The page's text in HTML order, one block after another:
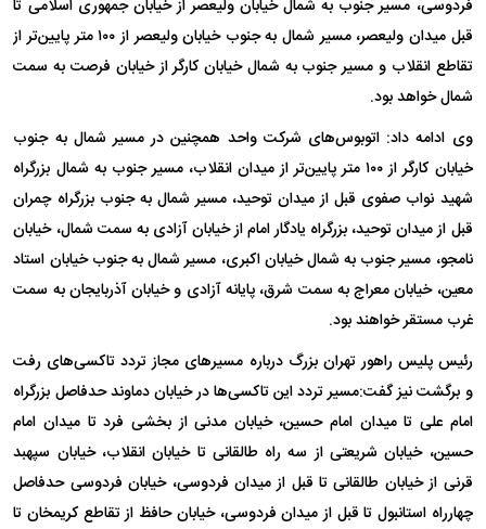
فردوسی، مسیر جنوب به شمال خیابان ولیعصر از خیابان جمهوری اسلامی تا
قبل میدان ولیعصر، مسیر شمال به جنوب خیابان ولیعصر از ۱۰۰ متر پایین‌تر از
تقاطع انقلاب و مسیر جنوب به شمال خیابان کارگر از خیابان فرصت به سمت
شمال خواهد بود.
وی ادامه داد: اتوبوس‌های شرکت واحد همچنین در مسیر شمال به جنوب
خیابان کارگر از ۱۰۰ متر پایین‌تر از میدان انقلاب، مسیر جنوب به شمال بزرگراه
شهید نواب صفوی قبل از میدان توحید، مسیر شمال به جنوب بزرگراه چمران
قبل از میدان توحید، بزرگراه یادگار امام از خیابان آزادی به سمت شمال، خیابان
نامجو، مسیر جنوب به شمال خیابان اکبری، مسیر شمال به جنوب خیابان استاد
معین، خیابان معراج به سمت شرق، پایانه آزادی و خیابان آذربایجان به سمت
غرب مستقر خواهند بود.
رئیس پلیس راهور تهران بزرگ درباره مسیر‌های مجاز تردد تاکسی‌های رفت
و برگشت نیز گفت:‌مسیر تردد این تاکسی‌ها در خیابان دماوند حدفاصل بزرگراه
امام علی تا میدان امام حسین، خیابان مدنی از بخشی فرد تا میدان امام
حسین، خیابان شریعتی از سه راه طالقانی تا خیابان انقلاب، خیابان سپهبد
قرنی از خیابان طالقانی تا قبل از میدان فردوسی، خیابان فردوسی حدفاصل
چهارراه استانبول تا قبل از میدان فردوسی، خیابان حافظ از تقاطع کریمخان تا